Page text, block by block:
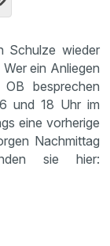
Schulze wieder
ein Anliegen
besprechen
und 18 Uhr im
eine vorherige
Nachmittag
sie hier: